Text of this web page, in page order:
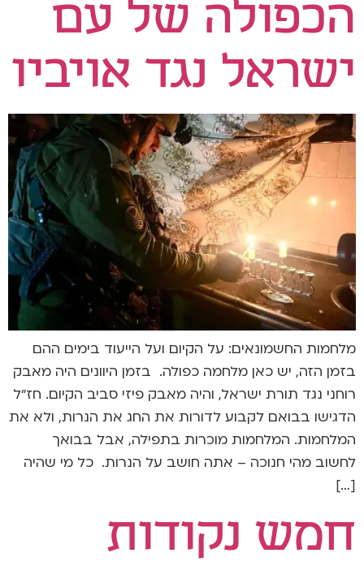
הכפולה של עם
ישראל נגד אויביו
מלחמות החשמונאים: על הקיום ועל הייעוד בימים ההם
בזמן הזה, יש כאן מלחמה כפולה. בזמן היוונים היה מאבק
רוחני נגד תורת ישראל, והיה מאבק פיזי סביב הקיום. חז"ל
הדגישו בבואם לקבוע לדורות את החג את הנרות, ולא את
המלחמות. המלחמות מוכרות בתפילה, אבל בבואך
לחשוב מהי חנוכה – אתה חושב על הנרות. כל מי שהיה
[…]
חמש נקודות